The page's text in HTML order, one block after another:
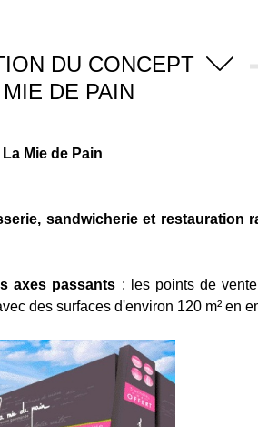
DU CONCEPT
MIE DE PAIN
La Mie de Pain
sandwicherie et restauration
axes passants : les points de
des surfaces d'environ 120 m² en